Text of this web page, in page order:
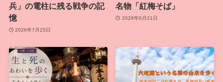
兵」の電柱に残る戦争の記
憶
2026年7月25日
名物「紅梅そば」
2026年6月21日